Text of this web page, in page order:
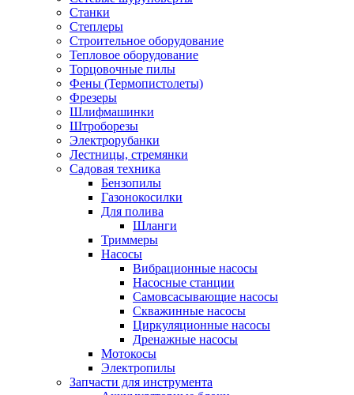
Станки
Степлеры
Строительное оборудование
Тепловое оборудование
Торцовочные пилы
Фены (Термопистолеты)
Фрезеры
Шлифмашинки
Штроборезы
Электрорубанки
Лестницы, стремянки
Садовая техника
Бензопилы
Газонокосилки
Для полива
Шланги
Триммеры
Насосы
Вибрационные насосы
Насосные станции
Самовсасывающие насосы
Скважинные насосы
Циркуляционные насосы
Дренажные насосы
Мотокосы
Электропилы
Запчасти для инструмента